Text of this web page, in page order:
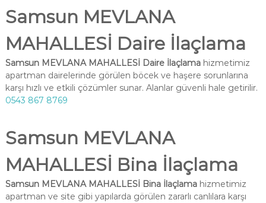
Samsun MEVLANA
MAHALLESİ Daire İlaçlama
Samsun MEVLANA MAHALLESİ Daire İlaçlamahizmetimiz
apartman dairelerinde görülen böcek ve haşere sorunlarına
karşı hızlı ve etkili çözümler sunar. Alanlar güvenli hale getirilir.
0543 867 8769
Samsun MEVLANA
MAHALLESİ Bina İlaçlama
Samsun MEVLANA MAHALLESİ Bina İlaçlamahizmetimiz
apartman ve site gibi yapılarda görülen zararlı canlılara karşı